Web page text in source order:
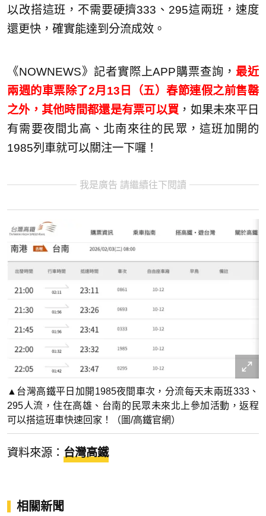
以改搭這班，不需要硬擠333、295這兩班，速度
還更快，確實能達到分流成效。
《NOWNEWS》記者實際上APP購票查詢，最近
兩週的車票除了2月13日（五）春節連假之前售罄
之外，其他時間都還是有票可以買 ，如果未來平日
有需要夜間北高、北南來往的民眾，這班加開的
1985列車就可以關注一下囉！
我是廣告 請繼續往下閱讀
▲台灣高鐵平日加開1985夜間車次，分流每天末兩班333、
295人流，住在高雄、台南的民眾未來北上參加活動，返程
可以搭這班車快速回家！（圖/高鐵官網）
資料來源： 台灣高鐵
相關新聞